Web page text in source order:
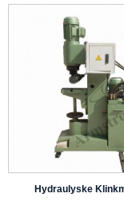
Hydraulyske